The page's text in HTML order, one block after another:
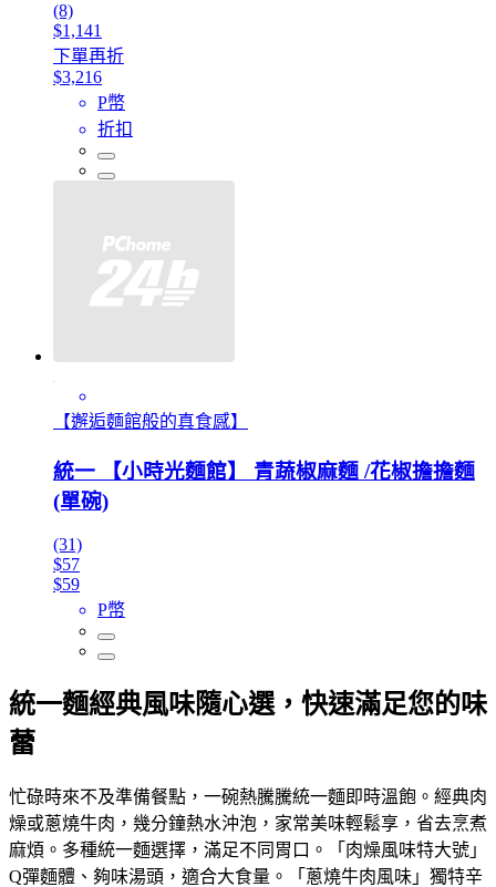
(8)
$1,141
下單再折
$3,216
P幣
折扣
【邂逅麵館般的真食感】
統一 【小時光麵館】 青蔬椒麻麵 /花椒擔擔麵
(單碗)
(31)
$57
$59
P幣
統一麵經典風味隨心選，快速滿足您的味
蕾
忙碌時來不及準備餐點，一碗熱騰騰統一麵即時溫飽。經典肉
燥或蔥燒牛肉，幾分鐘熱水沖泡，家常美味輕鬆享，省去烹煮
麻煩。多種統一麵選擇，滿足不同胃口。「肉燥風味特大號」
Q彈麵體、夠味湯頭，適合大食量。「蔥燒牛肉風味」獨特辛